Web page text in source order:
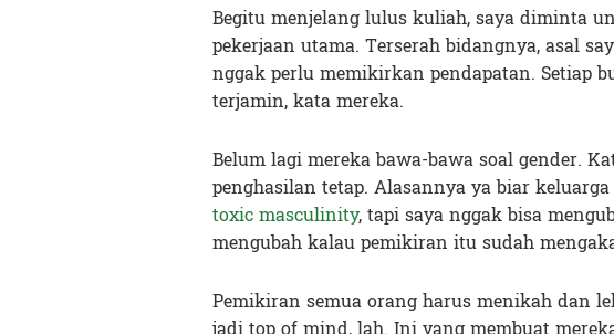
Begitu menjelang lulus kuliah, saya diminta
pekerjaan utama. Terserah bidangnya, asal
nggak perlu memikirkan pendapatan. Setiap
terjamin, kata mereka.
Belum lagi mereka bawa-bawa soal gender.
penghasilan tetap. Alasannya ya biar
toxic masculinity, tapi saya nggak bisa
mengubah kalau pemikiran itu sudah
Pemikiran semua orang harus menikah dan